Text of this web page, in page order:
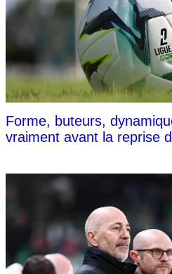
Forme, buteurs,
vraiment avant la reprise